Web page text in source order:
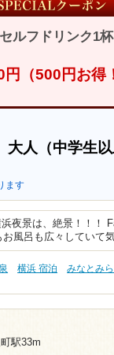
ルフドリンク1
（500円お得
大人（中学生
ます
夜景は、絶景！！！
風呂も広々していて
横浜 宿泊 みなとみ
駅33m